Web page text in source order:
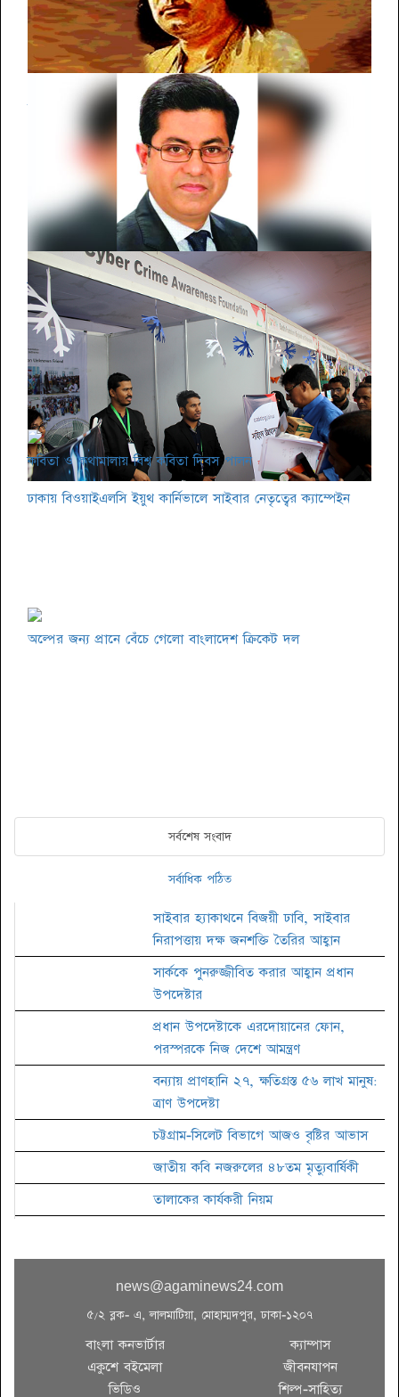
জাতীয় কবি নজরুলের ৪৮তম মৃত্যুবার্ষিকী
সিটি নির্বাচন: দক্ষিণে আলোচনায় তাপস
ঢাকায় বিওয়াইএলসি ইয়ুথ কার্নিভালে সাইবার নেতৃত্বের ক্যাম্পেইন
কবিতা ও কথামালায় বিশ্ব কবিতা দিবস পালন
অল্পের জন্য প্রানে বেঁচে গেলো বাংলাদেশ ক্রিকেট দল
সর্বশেষ সংবাদ
সর্বাধিক পঠিত
সাইবার হ্যাকাথনে বিজয়ী ঢাবি, সাইবার
নিরাপত্তায় দক্ষ জনশক্তি তৈরির আহ্বান
সার্ককে পুনরুজ্জীবিত করার আহ্বান প্রধান
উপদেষ্টার
প্রধান উপদেষ্টাকে এরদোয়ানের ফোন,
পরস্পরকে নিজ দেশে আমন্ত্রণ
বন্যায় প্রাণহানি ২৭, ক্ষতিগ্রস্ত ৫৬ লাখ মানুষ:
ত্রাণ উপদেষ্টা
চট্টগ্রাম-সিলেট বিভাগে আজও বৃষ্টির আভাস
জাতীয় কবি নজরুলের ৪৮তম মৃত্যুবার্ষিকী
তালাকের কার্যকরী নিয়ম
সিটি নির্বাচন: দক্ষিণে আলোচনায় তাপস
ঢাকায় বিওয়াইএলসি ইয়ুথ কার্নিভালে সাইবার
news@agaminews24.com
৫/২ ব্লক- এ, লালমাটিয়া, মোহাম্মদপুর, ঢাকা-১২০৭
বাংলা কনভার্টার
একুশে বইমেলা
ভিডিও
ক্যাম্পাস
জীবনযাপন
শিল্প-সাহিত্য